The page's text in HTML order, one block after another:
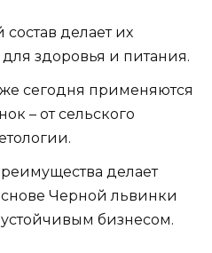
делает их
здоровья и питания.
сегодня применяются
– от сельского
делает
Черной львинки
бизнесом.